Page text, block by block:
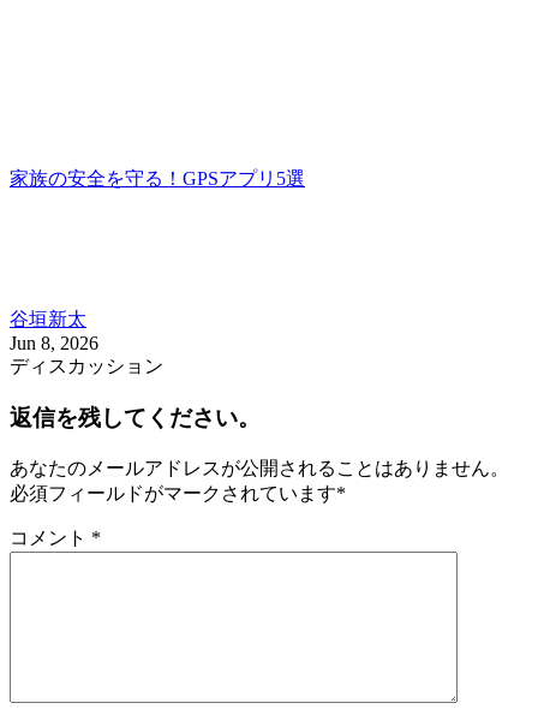
家族の安全を守る！GPSアプリ5選
谷垣新太
Jun 8, 2026
ディスカッション
返信を残してください。
あなたのメールアドレスが公開されることはありません。
必須フィールドがマークされています*
コメント *